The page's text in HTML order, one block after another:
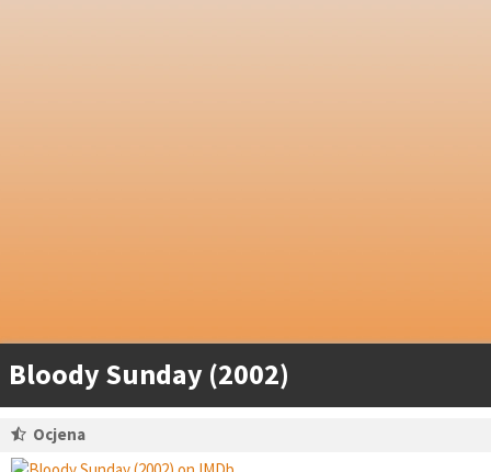
Bloody Sunday (2002)
Ocjena